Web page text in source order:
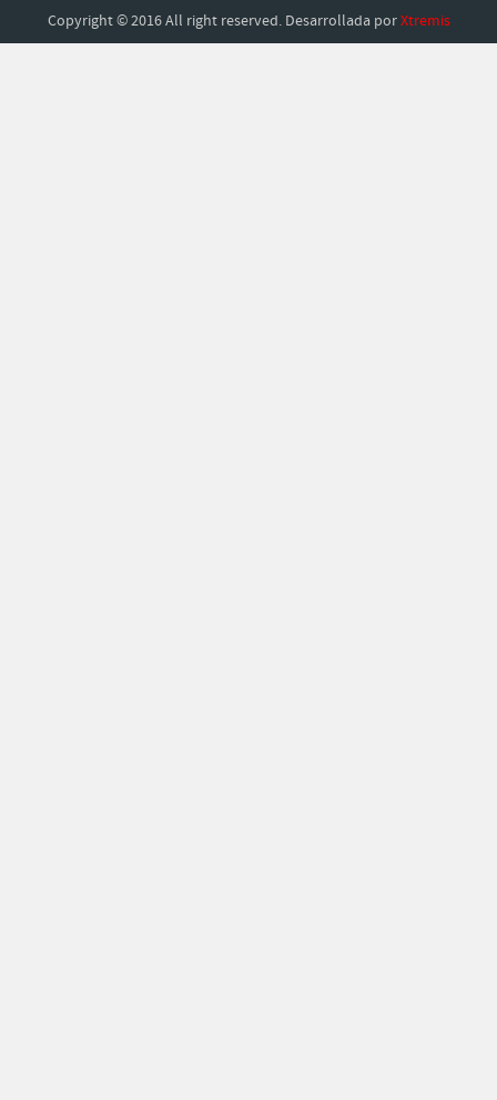
Copyright © 2016 All right reserved. Desarrollada porXtremis